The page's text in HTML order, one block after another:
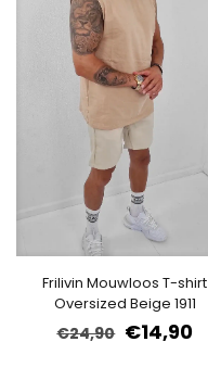
Frilivin Mouwloos T-shirt
Oversized Beige 1911
€24,90 €14,90